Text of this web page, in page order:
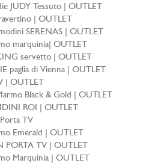
JUDY Tessuto | OUTLET
| OUTLET
SERENAS | OUTLET
marquinia| OUTLET
servetto | OUTLET
paglia di Vienna | OUTLET
| OUTLET
Black & Gold | OUTLET
ROI | OUTLET
TV
Emerald | OUTLET
PORTA TV | OUTLET
Marquinia | OUTLET